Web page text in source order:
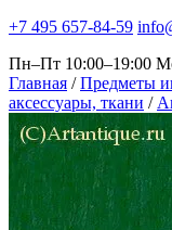
+7 495 657-84-59
Пн–Пт 10:00–19:00
Главная / Предметы
аксессуары, ткани /